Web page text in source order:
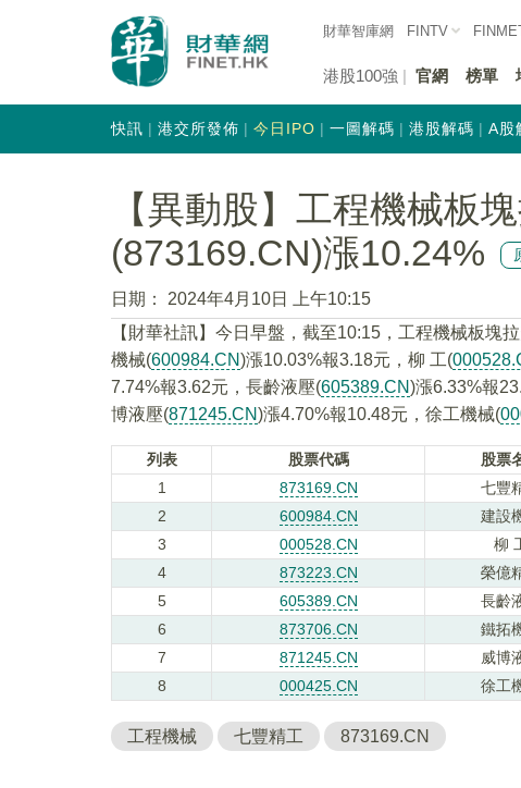
財華智庫網 FINTV
港股100強 官網 榜單
快訊 港交所發佈 今日IPO 一圖解碼 港股解碼 A股
【異動股】工程機械板
(873169.CN)漲10.24%
日期：
2024年4月10日 上午10:15
【財華社訊】今日早盤，截至10:15，工程機械板塊
機械(600984.CN)漲10.03%報3.18元，柳 工(
7.74%報3.62元，長齡液壓(605389.CN)漲6.33%報
博液壓(871245.CN)漲4.70%報10.48元，徐工機械(
列表 股票代碼 股票
1
873169.CN 七豐
2
600984.CN 建設
3
000528.CN 柳
4
873223.CN 榮億
5
605389.CN 長齡
6
873706.CN 鐵拓
7
871245.CN 威博
8
000425.CN 徐工
工程機械 七豐精工 873169.CN